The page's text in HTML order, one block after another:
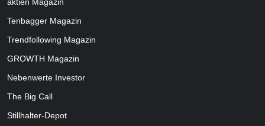
aktien Magazin
Tenbagger Magazin
Trendfollowing Magazin
GROWTH Magazin
Nebenwerte Investor
The Big Call
Stillhalter-Depot